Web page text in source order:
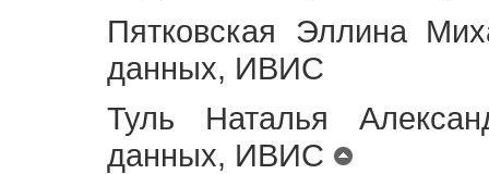
Пятковская Эллина
данных, ИВИС
Туль Наталья
данных, ИВИС